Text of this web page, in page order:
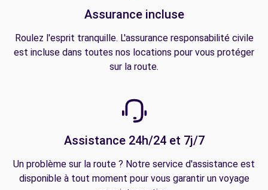
Assurance incluse
Roulez l'esprit tranquille. L'assurance responsabilité civile
est incluse dans toutes nos locations pour vous protéger
sur la route.
Assistance 24h/24 et 7j/7
Un problème sur la route ? Notre service d'assistance est
disponible à tout moment pour vous garantir un voyage